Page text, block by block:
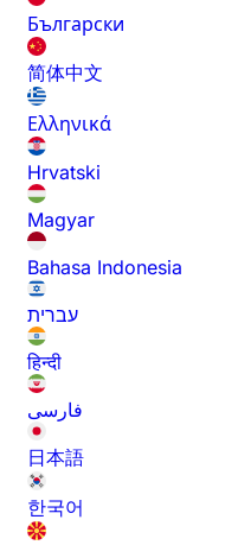
Български
简体中文
Ελληνικά
Hrvatski
Magyar
Bahasa Indonesia
עברית
हिन्दी
فارسی
日本語
한국어